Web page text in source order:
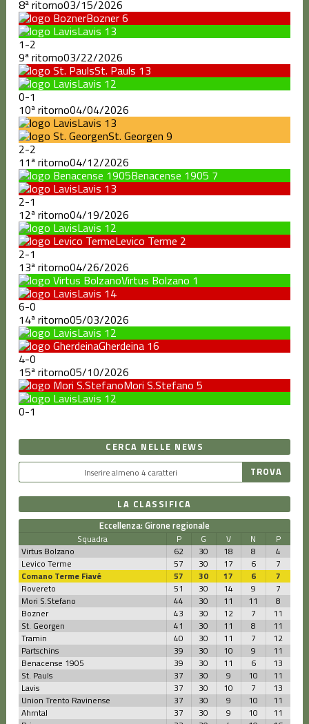
8ª ritorno03/15/2026
Bozner6
Lavis 13
1-2
9ª ritorno03/22/2026
St. Pauls 13
Lavis 12
0-1
10ª ritorno04/04/2026
Lavis 13
St. Georgen 9
2-2
11ª ritorno04/12/2026
Benacense 1905 7
Lavis 13
2-1
12ª ritorno04/19/2026
Lavis 12
Levico Terme 2
2-1
13ª ritorno04/26/2026
Virtus Bolzano 1
Lavis 14
6-0
14ª ritorno05/03/2026
Lavis 12
Gherdeina 16
4-0
15ª ritorno05/10/2026
Mori S.Stefano 5
Lavis 12
0-1
CERCA NELLE NEWS
LA CLASSIFICA
Eccellenza: Girone regionale
Squadra P G V N
P
Virtus Bolzano
62 30 18 8
4
Levico Terme
57 30 17 6
7
Comano Terme Fiavé
57 30 17 6
7
Rovereto
51 30 14 9
7
Mori S.Stefano
44 30 11 11
8
Bozner
43 30 12 7
11
St. Georgen
41 30 11 8
11
Tramin
40 30 11 7
12
Partschins
39 30 10 9
11
Benacense 1905
39 30 11 6
13
St. Pauls
37 30 9 10
11
Lavis
37 30 10 7
13
Union Trento Ravinense
37 30 9 10
11
Ahrntal
37 30 9 10
11